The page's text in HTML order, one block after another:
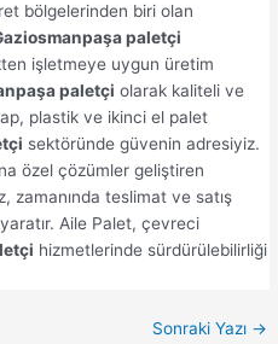
bölgelerinden biri olan
paletçi
işletmeye uygun üretim
paletçi olarak kaliteli ve
plastik ve ikinci el palet
sektöründe güvenin adresiyiz.
özel çözümler geliştiren
zamanında teslimat ve satış
Aile Palet, çevreci
hizmetlerinde sürdürülebilirliği
Sonraki Yazı →